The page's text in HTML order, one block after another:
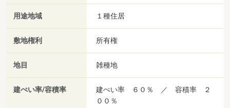
用途地域 １種住居
敷地権利 所有権
地目 雑種地
建ぺい率/容積率
建ぺい率 ６０％ ／ 容積率 ２
００％